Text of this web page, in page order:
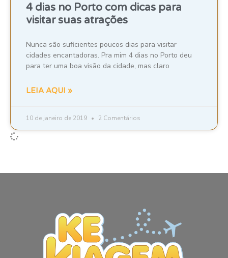
4 dias no Porto com dicas para
visitar suas atrações
Nunca são suficientes poucos dias para visitar
cidades encantadoras. Pra mim 4 dias no Porto deu
para ter uma boa visão da cidade, mas claro
LEIA AQUI »
10 de janeiro de 2019 2 Comentários